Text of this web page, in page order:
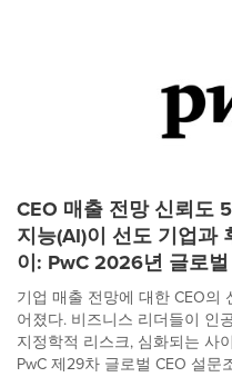
CEO 매출 전망 신뢰도
지능(AI)이 선도 기업과
이: PwC 2026년 글로
기업 매출 전망에 대한 CEO의
어졌다. 비즈니스 리더들이 인
지정학적 리스크, 심화되는 사
PwC 제29차 글로벌 CEO 설문